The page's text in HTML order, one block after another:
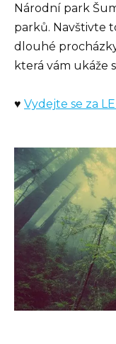
Národní park
parků. Navštivte
dlouhé
která vám ukáže
♥ Vydejte se za